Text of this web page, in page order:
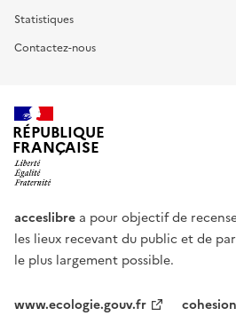
Statistiques
Contactez-nous
RÉPUBLIQUE
FRANÇAISE
acceslibre a pour objectif de
les lieux recevant du public et de
le plus largement possible.
www.ecologie.gouv.fr